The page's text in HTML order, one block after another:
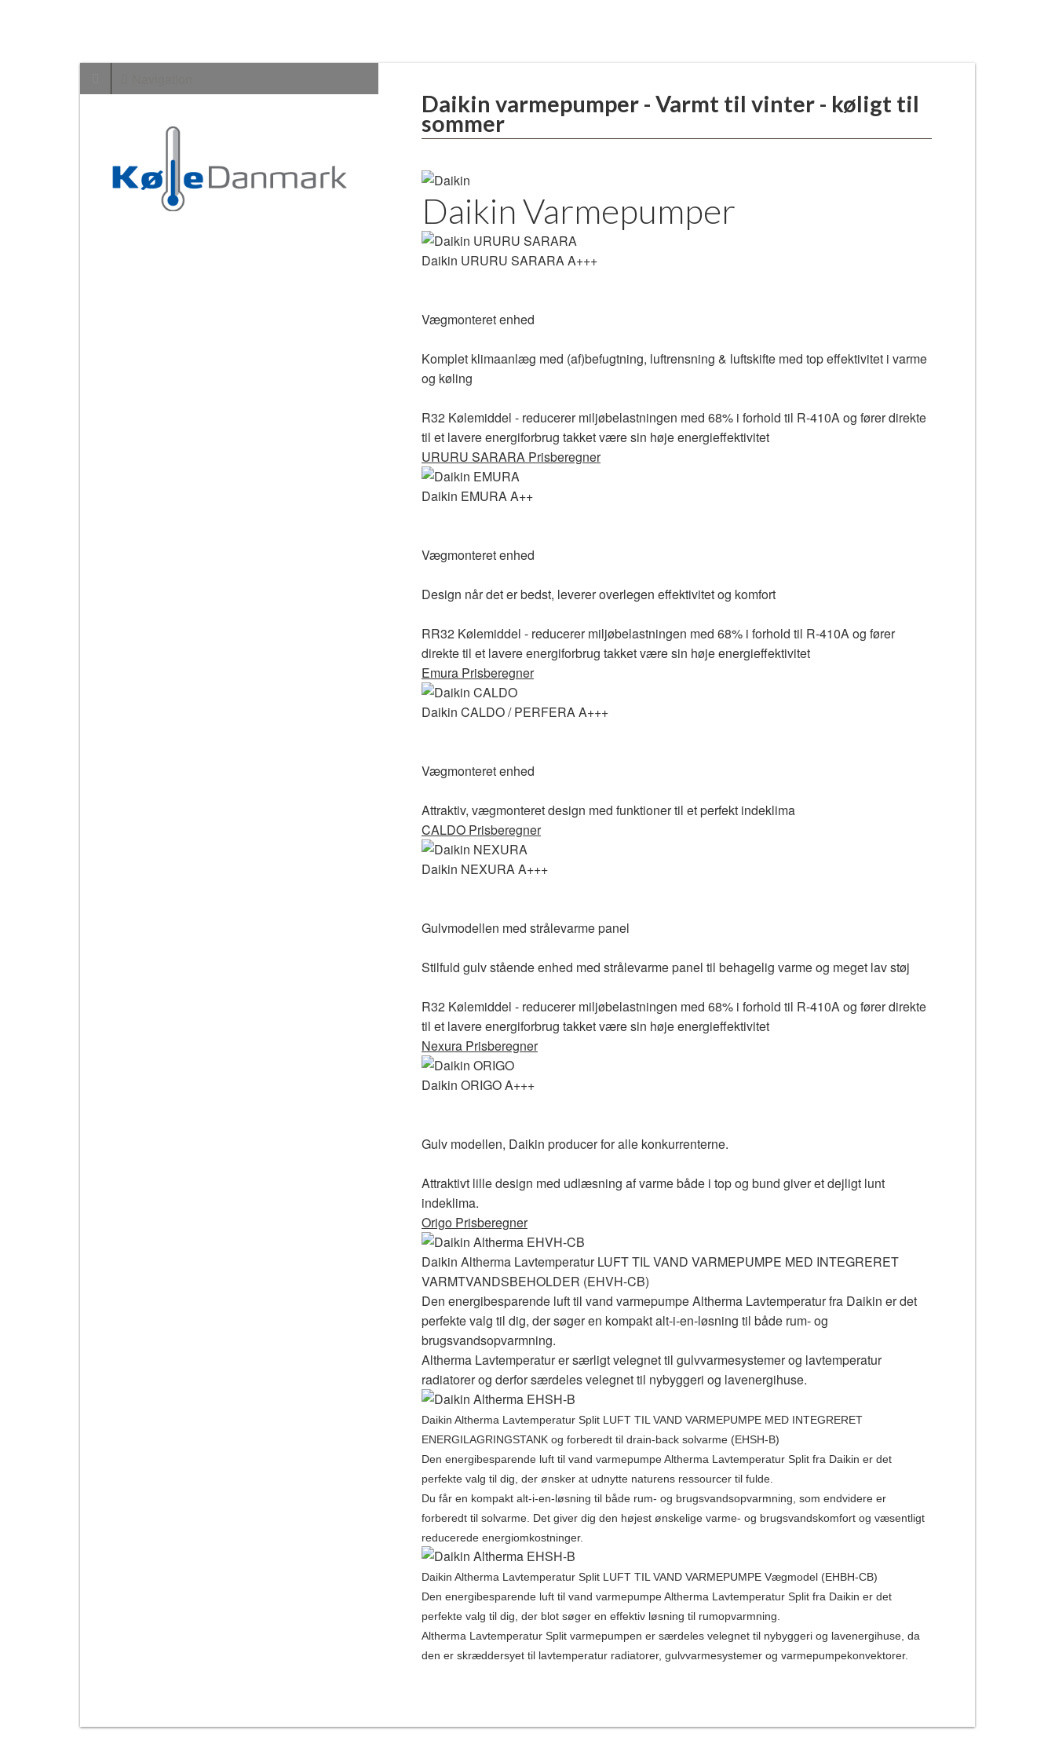
Daikin varmepumper - Varmt til vinter - køligt til
sommer
Daikin Varmepumper
Daikin URURU SARARA A+++
Vægmonteret enhed
Komplet klimaanlæg med (af)befugtning, luftrensning & luftskifte med top effektivitet i varme
og køling
R32 Kølemiddel - reducerer miljøbelastningen med 68% i forhold til R-410A og fører direkte
til et lavere energiforbrug takket være sin høje energieffektivitet
URURU SARARA Prisberegner
Daikin EMURA A++
Vægmonteret enhed
Design når det er bedst, leverer overlegen effektivitet og komfort
RR32 Kølemiddel - reducerer miljøbelastningen med 68% i forhold til R-410A og fører
direkte til et lavere energiforbrug takket være sin høje energieffektivitet
Emura Prisberegner
Daikin CALDO / PERFERA A+++
Vægmonteret enhed
Attraktiv, vægmonteret design med funktioner til et perfekt indeklima
CALDO Prisberegner
Daikin NEXURA A+++
Gulvmodellen med strålevarme panel
Stilfuld gulv stående enhed med strålevarme panel til behagelig varme og meget lav støj
R32 Kølemiddel - reducerer miljøbelastningen med 68% i forhold til R-410A og fører direkte
til et lavere energiforbrug takket være sin høje energieffektivitet
Nexura Prisberegner
Daikin ORIGO A+++
Gulv modellen, Daikin producer for alle konkurrenterne.
Attraktivt lille design med udlæsning af varme både i top og bund giver et dejligt lunt
indeklima.
Origo Prisberegner
Daikin Altherma Lavtemperatur LUFT TIL VAND VARMEPUMPE MED INTEGRERET
VARMTVANDSBEHOLDER (EHVH-CB)
Den energibesparende luft til vand varmepumpe Altherma Lavtemperatur fra Daikin er det
perfekte valg til dig, der søger en kompakt alt-i-en-løsning til både rum- og
brugsvandsopvarmning.
Altherma Lavtemperatur er særligt velegnet til gulvvarmesystemer og lavtemperatur
radiatorer og derfor særdeles velegnet til nybyggeri og lavenergihuse.
Daikin Altherma Lavtemperatur Split LUFT TIL VAND VARMEPUMPE MED INTEGRERET
ENERGILAGRINGSTANK og forberedt til drain-back solvarme (EHSH-B)
Den energibesparende luft til vand varmepumpe Altherma Lavtemperatur Split fra Daikin er det
perfekte valg til dig, der ønsker at udnytte naturens ressourcer til fulde.
Du får en kompakt alt-i-en-løsning til både rum- og brugsvandsopvarmning, som endvidere er
forberedt til solvarme. Det giver dig den højest ønskelige varme- og brugsvandskomfort og væsentligt
reducerede energiomkostninger.
Daikin Altherma Lavtemperatur Split LUFT TIL VAND VARMEPUMPE Vægmodel (EHBH-CB)
Den energibesparende luft til vand varmepumpe Altherma Lavtemperatur Split fra Daikin er det
perfekte valg til dig, der blot søger en effektiv løsning til rumopvarmning.
Altherma Lavtemperatur Split varmepumpen er særdeles velegnet til nybyggeri og lavenergihuse, da
den er skræddersyet til lavtemperatur radiatorer, gulvvarmesystemer og varmepumpekonvektorer.